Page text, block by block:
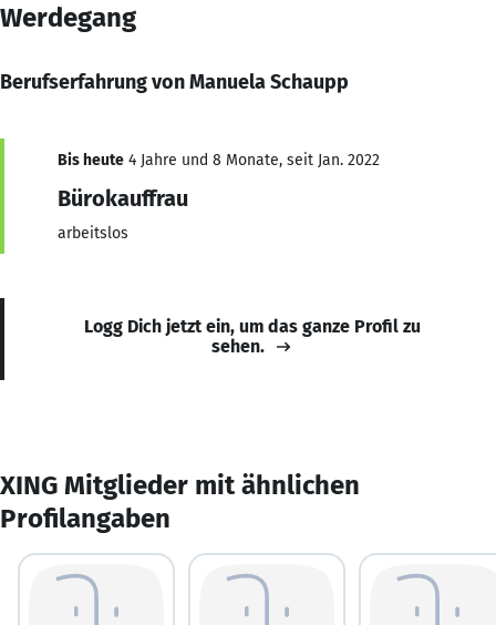
Werdegang
Berufserfahrung von Manuela Schaupp
Bis heute 4 Jahre und 8 Monate, seit Jan. 2022
Bürokauffrau
arbeitslos
Logg Dich jetzt ein, um das ganze Profil zu
sehen.
XING Mitglieder mit ähnlichen
Profilangaben